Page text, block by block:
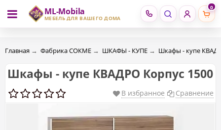
ML-Mobila
МЕБЕЛЬ ДЛЯ ВАШЕГО ДОМА
0
RU RO
Главная → Фабрика СОКМЕ → ШКАФЫ - КУПЕ → Шкафы - купе
Шкафы - купе КВАДРО Корпус 1500
В избранное Сравнение